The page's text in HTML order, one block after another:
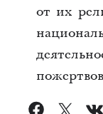
от их